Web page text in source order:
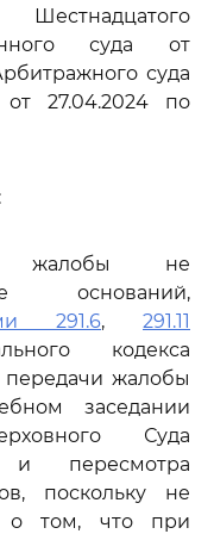
Шестнадцатого
суда от
суда
от 27.04.2024 по
жалобы не
оснований,
291.6, 291.11
кодекса
жалобы
заседании
Суда
и пересмотра
поскольку не
о том, что при